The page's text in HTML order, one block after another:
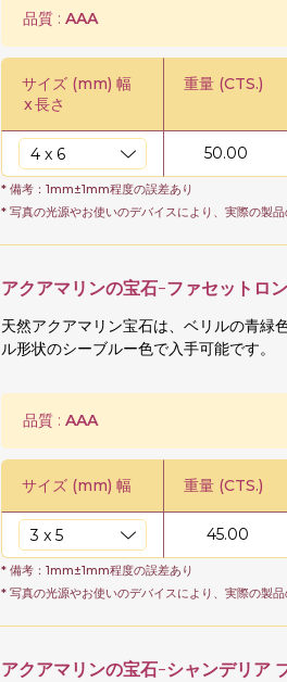
品質 : AAA
サイズ (mm) 幅
x長さ
重量 (CTS.)
50.00
* 備考：1mm±1mm程度の誤差あり
* 写真の光源やお使いのデバイスにより、実際の製品
アクアマリンの宝石-ファセットロ
天然アクアマリン宝石は、ベリルの青緑
ル形状のシーブルー色で入手可能です。
品質 : AAA
サイズ (mm) 幅 重量 (CTS.)
45.00
* 備考：1mm±1mm程度の誤差あり
* 写真の光源やお使いのデバイスにより、実際の製品
アクアマリンの宝石-シャンデリア